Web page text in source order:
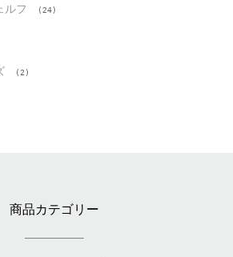
ルフ (24)
(2)
商品カテゴリー